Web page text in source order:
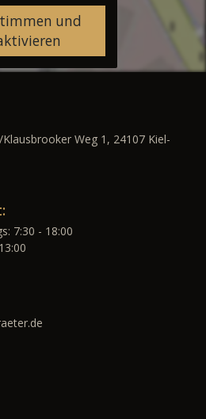
und
Weg 1, 24107 Kiel-
7:30 - 18:00